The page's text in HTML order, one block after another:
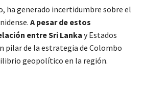
ha generado incertidumbre sobre el
A pesar de estos
entre Sri Lanka y Estados
pilar de la estrategia de Colombo
geopolítico en la región.